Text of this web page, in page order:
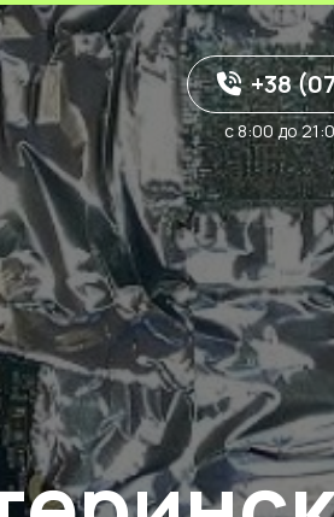
+38
с 8:00 до